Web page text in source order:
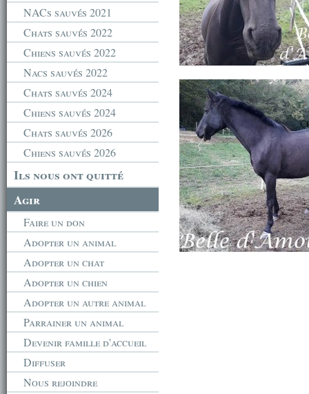
NACs sauvés 2021
Chats sauvés 2022
Chiens sauvés 2022
Nacs sauvés 2022
Chats sauvés 2024
Chiens sauvés 2024
Chats sauvés 2026
Chiens sauvés 2026
Ils nous ont quitté
Agir
Faire un don
Adopter un animal
Adopter un chat
Adopter un chien
Adopter un autre animal
Parrainer un animal
Devenir famille d'accueil
Diffuser
Nous rejoindre